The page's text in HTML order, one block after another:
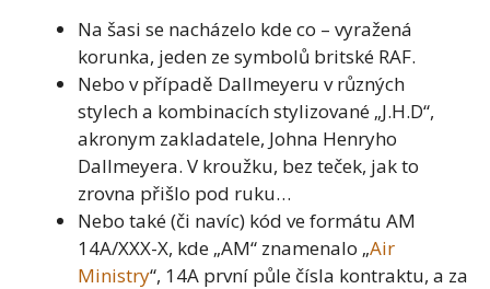
Na šasi se nacházelo kde co – vyražená
korunka, jeden ze symbolů britské RAF.
Nebo v případě Dallmeyeru v různých
stylech a kombinacích stylizované „J.H.D“,
akronym zakladatele, Johna Henryho
Dallmeyera. V kroužku, bez teček, jak to
zrovna přišlo pod ruku…
Nebo také (či navíc) kód ve formátu AM
14A/XXX-X, kde „AM“ znamenalo „Air
Ministry“, 14A první půle čísla kontraktu, a za